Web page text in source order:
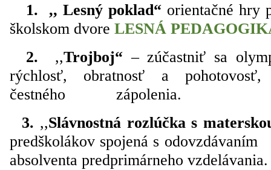
1.
,, Lesný poklad“ orientačné hry
školskom dvore LESNÁ
2.
,,Trojboj“– zúčastniť sa
rýchlosť, obratnosť a pohotovosť,
čestného zápolenia.
3. ,,Slávnostná rozlúčka s
predškolákov spojená s odovzdávaním
absolventa predprimárneho vzdelávania.